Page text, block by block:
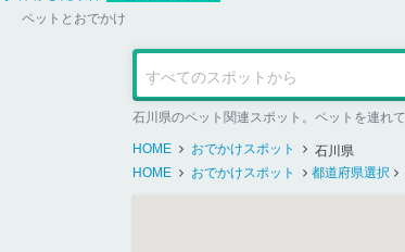
ペットとおでかけ
石川県のペット関連スポット。ペットを連れ
HOME おでかけスポット
石川県
HOME
おでかけスポット 都道府県選択